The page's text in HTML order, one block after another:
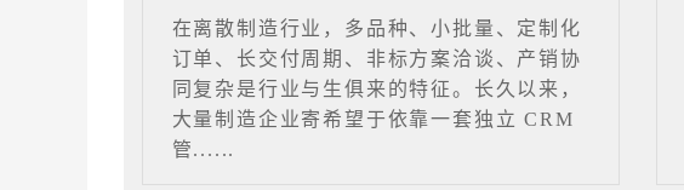
在离散制造行业，多品种、小批量、定制化
订单、长交付周期、非标方案洽谈、产销协
同复杂是行业与生俱来的特征。长久以来，
大量制造企业寄希望于依靠一套独立 CRM
管......